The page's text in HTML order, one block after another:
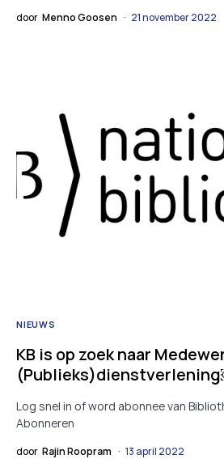
door Menno Goosen 21 november 2022
NIEUWS
KB is op zoek naar
Log snel in of word abonnee van
Abonneren
door Rajin Roopram 13 april 2022